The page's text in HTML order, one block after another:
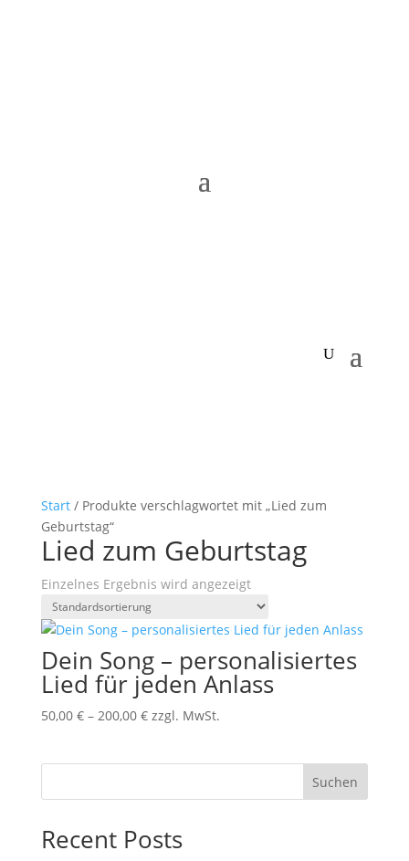
Start/ Produkte verschlagwortet mit „Lied zum
Geburtstag“
Lied zum Geburtstag
Einzelnes Ergebnis wird angezeigt
Dein Song – personalisiertes
Lied für jeden Anlass
50,00 €– 200,00 € zzgl. MwSt.
Suchen
Recent Posts